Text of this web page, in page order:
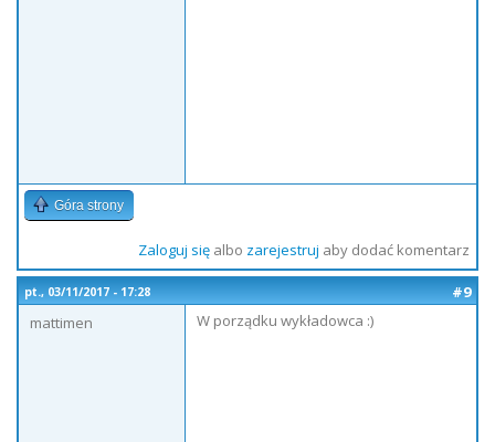
Góra strony
Zaloguj sięalbo zarejestruj aby dodać komentarz
pt., 03/11/2017 - 17:28
#9
mattimen
W porządku wykładowca :)